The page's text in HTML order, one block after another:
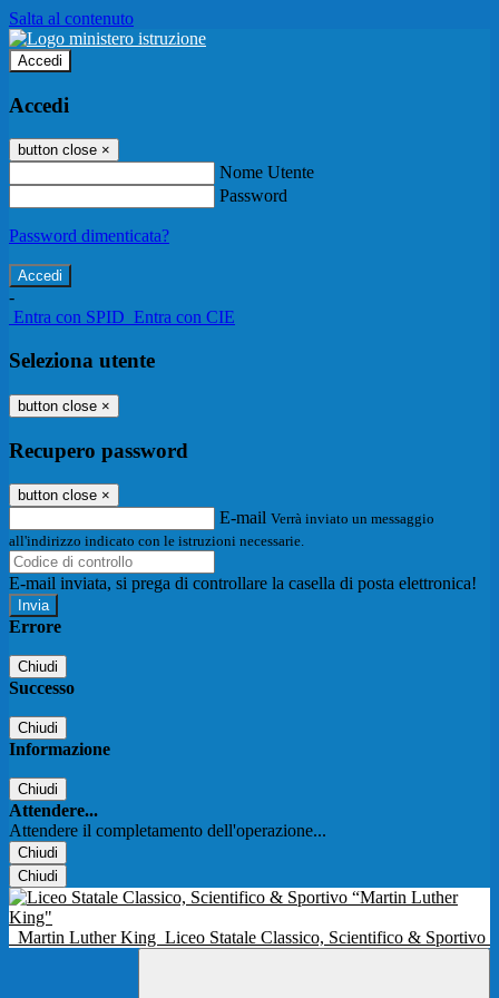
Salta al contenuto
Accedi
Accedi
button close ×
Nome Utente
Password
Password dimenticata?
-
Entra con SPID Entra con CIE
Seleziona utente
button close ×
Recupero password
button close ×
E-mail Verrà inviato un messaggio
all'indirizzo indicato con le istruzioni necessarie.
E-mail inviata, si prega di controllare la casella di posta elettronica!
Errore
Chiudi
Successo
Chiudi
Informazione
Chiudi
Attendere...
Attendere il completamento dell'operazione...
Chiudi
Chiudi
Martin Luther King Liceo Statale Classico, Scientifico & Sportivo